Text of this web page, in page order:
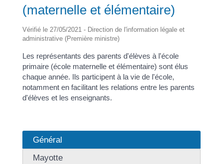
(maternelle et élémentaire)
Vérifié le 27/05/2021 - Direction de l'information légale et
administrative (Première ministre)
Les représentants des parents d'élèves à l'école
primaire (école maternelle et élémentaire) sont élus
chaque année. Ils participent à la vie de l'école,
notamment en facilitant les relations entre les parents
d'élèves et les enseignants.
Général
Mayotte